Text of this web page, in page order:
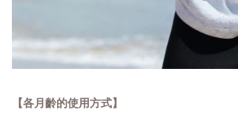
【各月齡的使用方式】